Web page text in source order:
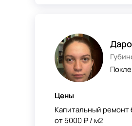
Цены
Капитальный ремонт
от 5000 ₽ / м2